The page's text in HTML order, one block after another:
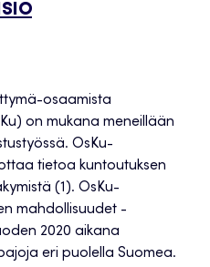
osaamista
on mukana meneillään
OsKu-
tietoa kuntoutuksen
(1). OsKu-
mahdollisuudet -
2020 aikana
eri puolella Suomea.